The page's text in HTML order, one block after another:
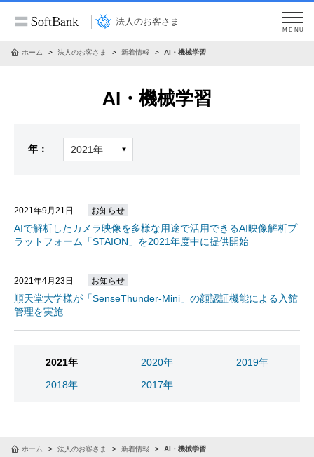
法人のお客さま
MENU
ホーム 法人のお客さま 新着情報 AI・機械学習
AI・機械学習
年：
2021年9月21日 お知らせ
AIで解析したカメラ映像を多様な用途で活用できるAI映像解析プ
ラットフォーム「STAION」を2021年度中に提供開始
2021年4月23日 お知らせ
順天堂大学様が「SenseThunder-Mini」の顔認証機能による入館
管理を実施
2021年 2020年
2019年
2018年
2017年
ホーム 法人のお客さま 新着情報 AI・機械学習